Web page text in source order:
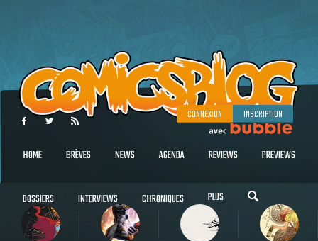
CONNEXION INSCRIPTION
HOME BRÈVES NEWS AGENDA REVIEWS PREVIEWS
DOSSIERS INTERVIEWS CHRONIQUES PLUS